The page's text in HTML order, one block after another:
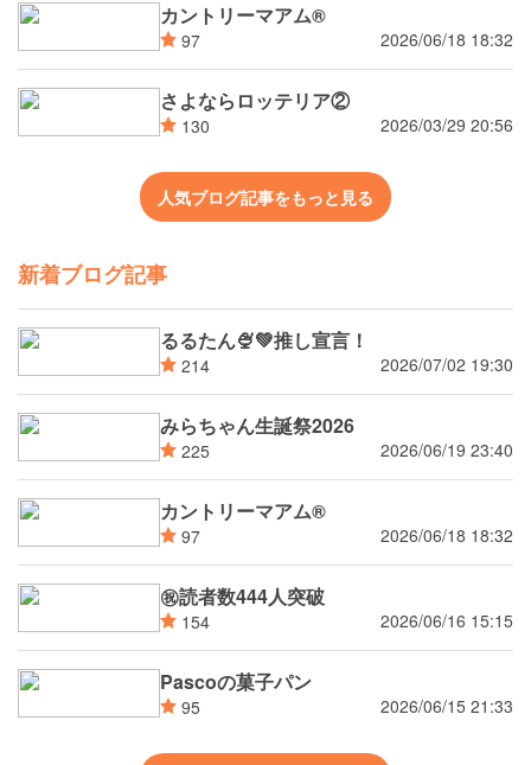
カントリーマアム®
97 2026/06/18 18:32
さよならロッテリア②
130 2026/03/29 20:56
人気ブログ記事をもっと見る
新着ブログ記事
るるたん🍨‪💚推し宣言！
214 2026/07/02 19:30
みらちゃん生誕祭2026
225 2026/06/19 23:40
カントリーマアム®
97 2026/06/18 18:32
㊗読者数444人突破
154 2026/06/16 15:15
Pascoの菓子パン
95 2026/06/15 21:33